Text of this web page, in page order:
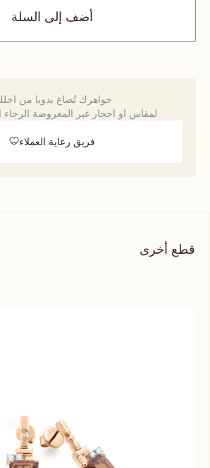
أضف إلى السلة
جواهرك تُصاغ يدويا من
لمقاس او احجار غير المعروضة الرجاء
فريق رعاية العملاء
قطع أخرى